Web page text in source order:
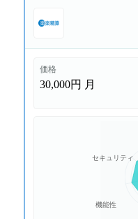
価格
30,000円 月
機能性
セキュリティ